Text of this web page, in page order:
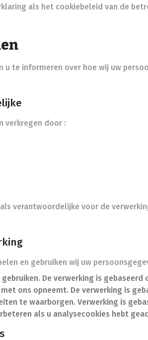
als het cookiebeleid van de
u te informeren over hoe wij uw
verkregen door :
verantwoordelijke voor de
en gebruiken wij uw
De verwerking is gebaseerd
ons opneemt. De verwerking is
te waarborgen. Verwerking is
als u analysecookies hebt